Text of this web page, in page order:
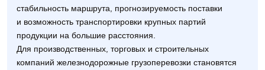
стабильность маршрута, прогнозируемость поставки
и возможность транспортировки крупных партий
продукции на большие расстояния.
Для производственных, торговых и строительных
компаний железнодорожные грузоперевозки становятся